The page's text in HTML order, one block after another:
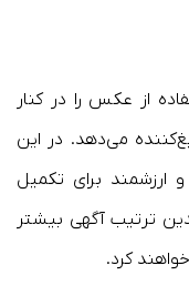
از عکس را در کنار
می‌دهد. در این
ارزشمند برای تکمیل
ترتیب آگهی بیشتر
کرد.